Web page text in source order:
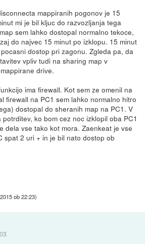
mappiranih pogonov je 15
mi je bil kljuc do razvozljanja tega
sem lahko dostopal normalno tekoce,
do najvec 15 minut po izklopu. 15 minut
dostop pri zagonu. Zgleda pa, da
vpliv tudi na sharing map v
drive.
ima firewall. Kot sem ze omenil na
firewall na PC1 sem lahko normalno hitro
dostopal do sheranih map na PC1. V
ko bom cez noc izklopil oba PC1
dela vse tako kot mora. Zaenkeat je vse
spat 2 uri + in je bil nato dostop ob
ob 22:23)